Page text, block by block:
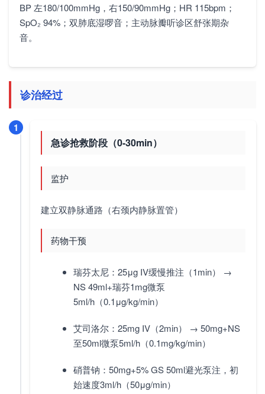
BP 左180/100mmHg，右150/90mmHg；HR 115bpm；
SpO₂ 94%；双肺底湿啰音；主动脉瓣听诊区舒张期杂
音。
诊治经过
1
急诊抢救阶段（0-30min）
监护
建立双静脉通路（右颈内静脉置管）
药物干预
瑞芬太尼：25μg IV缓慢推注（1min） →
NS 49ml+瑞芬1mg微泵
5ml/h（0.1μg/kg/min）
艾司洛尔：25mg IV（2min） → 50mg+NS
至50ml微泵5ml/h（0.1mg/kg/min）
硝普钠：50mg+5% GS 50ml避光泵注，初
始速度3ml/h（50μg/min）